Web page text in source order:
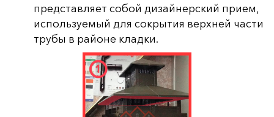
представляет собой дизайнерский прием,
используемый для сокрытия верхней части
трубы в районе кладки.